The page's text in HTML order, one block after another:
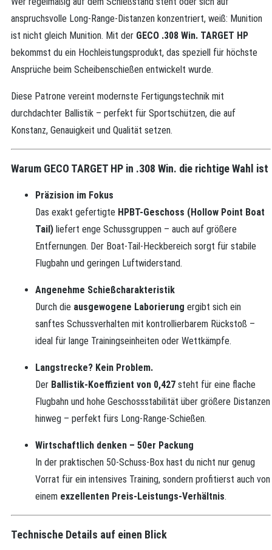
anspruchsvolle Long-Range-Distanzen konzentriert, weiß: Munition
ist nicht gleich Munition. Mit der GECO .308 Win. TARGET HP
bekommst du ein Hochleistungsprodukt, das speziell für höchste
Ansprüche beim Scheibenschießen entwickelt wurde.
Diese Patrone vereint modernste Fertigungstechnik mit
durchdachter Ballistik – perfekt für Sportschützen, die auf
Konstanz, Genauigkeit und Qualität setzen.
Warum GECO TARGET HP in .308 Win. die richtige Wahl ist
Präzision im Fokus
Das exakt gefertigte HPBT-Geschoss (Hollow Point Boat
Tail) liefert enge Schussgruppen – auch auf größere
Entfernungen. Der Boat-Tail-Heckbereich sorgt für stabile
Flugbahn und geringen Luftwiderstand.
Angenehme Schießcharakteristik
Durch die ausgewogene Laborierung ergibt sich ein
sanftes Schussverhalten mit kontrollierbarem Rückstoß –
ideal für lange Trainingseinheiten oder Wettkämpfe.
Langstrecke? Kein Problem.
Der Ballistik-Koeffizient von 0,427 steht für eine flache
Flugbahn und hohe Geschossstabilität über größere Distanzen
hinweg – perfekt fürs Long-Range-Schießen.
Wirtschaftlich denken – 50er Packung
In der praktischen 50-Schuss-Box hast du nicht nur genug
Vorrat für ein intensives Training, sondern profitierst auch von
einem exzellenten Preis-Leistungs-Verhältnis.
Technische Details auf einen Blick